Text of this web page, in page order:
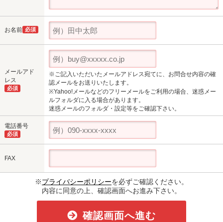
お名前 必須
メールアド
レス
必須
※ご記入いただいたメールアドレス宛てに、お問合せ内容の確
認メールをお送りいたします。
※Yahoo!メールなどのフリーメールをご利用の場合、迷惑メー
ルフォルダに入る場合があります。
迷惑メールのフォルダ・設定等をご確認下さい。
電話番号
必須
FAX
※プライバシーポリシーを必ずご確認ください。
内容に同意の上、確認画面へお進み下さい。
確認画面へ進む